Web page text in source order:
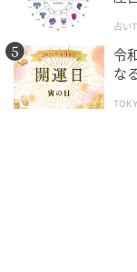
占い
令
な